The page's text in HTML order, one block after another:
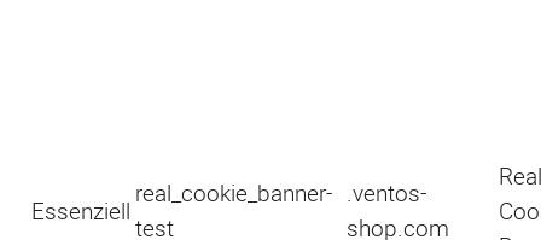
Essenziell
real_cookie_banner-
test
.ventos-
shop.com
Real